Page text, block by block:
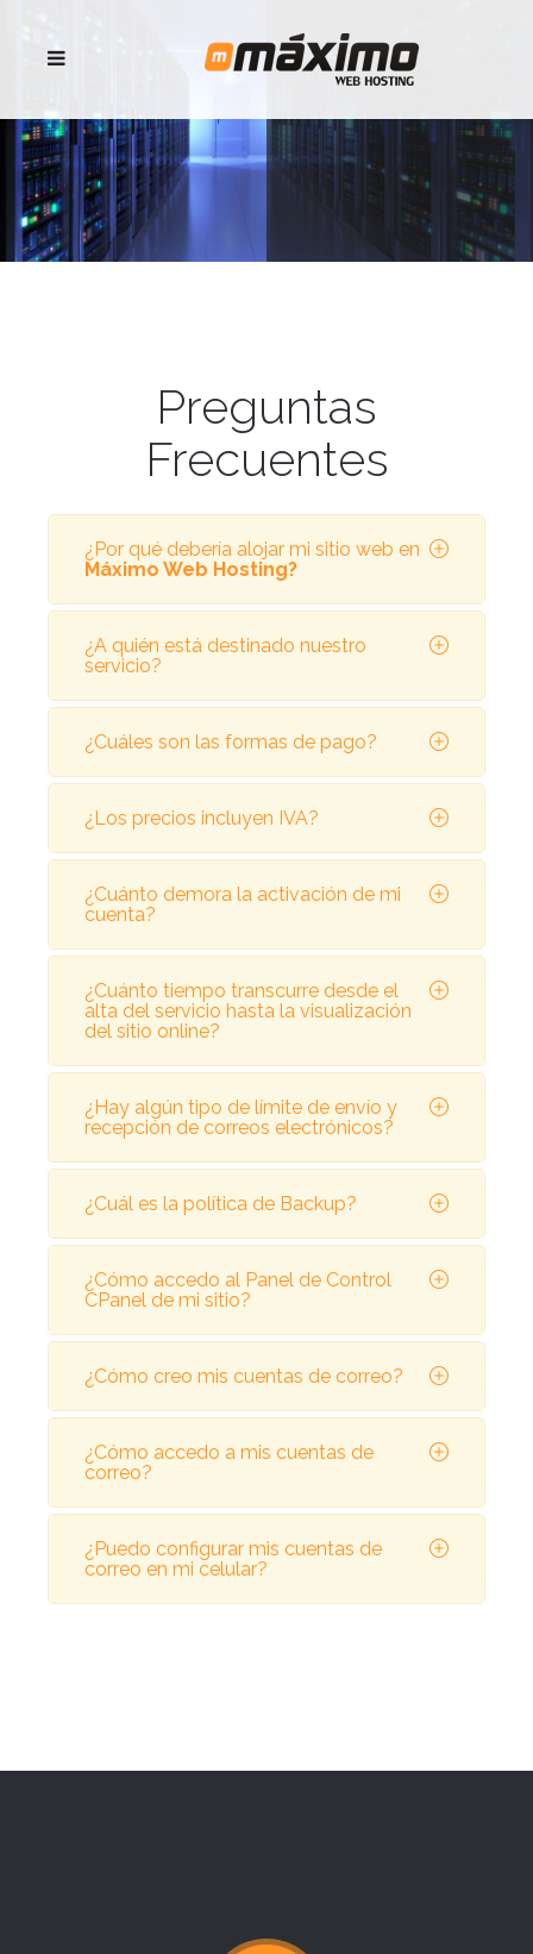
Preguntas
Frecuentes
¿Por qué debería alojar mi sitio web en
Máximo Web Hosting?
¿A quién está destinado nuestro
servicio?
¿Cuáles son las formas de pago?
¿Los precios incluyen IVA?
¿Cuánto demora la activación de mi
cuenta?
¿Cuánto tiempo transcurre desde el
alta del servicio hasta la visualización
del sitio online?
¿Hay algún tipo de límite de envío y
recepción de correos electrónicos?
¿Cuál es la política de Backup?
¿Cómo accedo al Panel de Control
CPanel de mi sitio?
¿Cómo creo mis cuentas de correo?
¿Cómo accedo a mis cuentas de
correo?
¿Puedo configurar mis cuentas de
correo en mi celular?